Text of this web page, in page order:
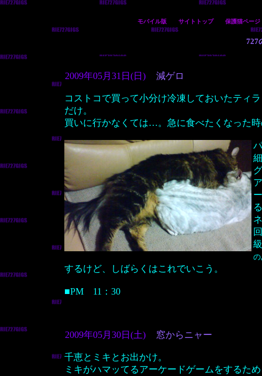
モバイル版 サイトトップ 保護猫ページ
727
2009年05月31日(日) 減ゲロ
コストコで買って小分け冷凍しておいたティ
だけ。
買いに行かなくては…。急に食べたくなった
するけど、しばらくはこれでいこう。
■PM 11：30
2009年05月30日(土) 窓からニャー
千恵とミキとお出かけ。
ミキがハマッてるアーケードゲームをするた